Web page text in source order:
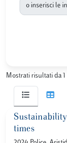
o inserisci le
Mostrati risultati da 1
times